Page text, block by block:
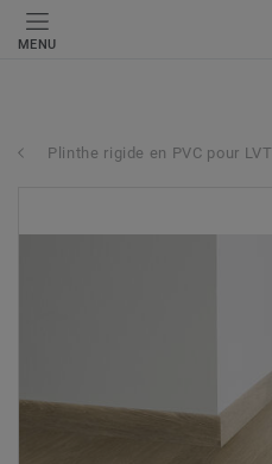
MENU
Plinthe rigide en PVC pour LVT